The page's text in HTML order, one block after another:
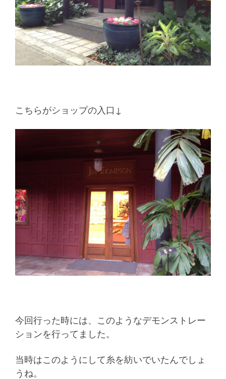
こちらがショップの入口↓
今回行った時には、このようなデモンストレー
ションを行ってました。
当時はこのようにして糸を紡いでいたんでしょ
うね。